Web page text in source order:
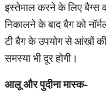
इस्तेमाल करने के लिए
निकालने के बाद बैग को
टी बैग के उपयोग से आंखों
समस्या भी दूर होगी।
आलू और पुदीना मास्क-